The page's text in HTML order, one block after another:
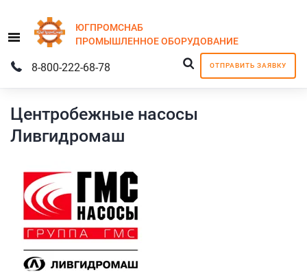
Menu
ЮГПРОМСНАБ
ПРОМЫШЛЕННОЕОБОРУДОВАНИЕ
ОТПРАВИТЬ ЗАЯВКУ
8-800-222-68-78
Центробежные насосы
Ливгидромаш